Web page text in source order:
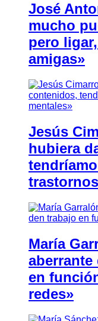
José
mucho
pero
amigas»
Jesús
hubiera
María
aberrante
en
redes»